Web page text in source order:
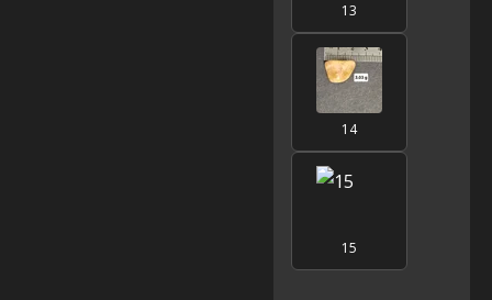
13
14
15